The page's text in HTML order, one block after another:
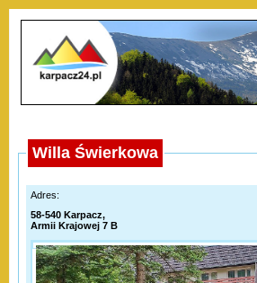
Willa Świerkowa
Adres:
58-540 Karpacz,
Armii Krajowej 7 B